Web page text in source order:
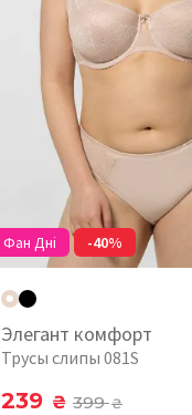
Фан Дні -40%
Элегант комфорт
Трусы слипы 081S
239 ₴ 399₴